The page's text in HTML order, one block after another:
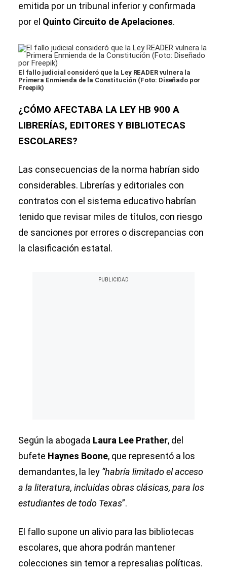
emitida por un tribunal inferior y confirmada
por el Quinto Circuito de Apelaciones.
El fallo judicial consideró que la Ley READER vulnera la
Primera Enmienda de la Constitución (Foto: Diseñado por
Freepik)
¿CÓMO AFECTABA LA LEY HB 900 A
LIBRERÍAS, EDITORES Y BIBLIOTECAS
ESCOLARES?
Las consecuencias de la norma habrían sido
considerables. Librerías y editoriales con
contratos con el sistema educativo habrían
tenido que revisar miles de títulos, con riesgo
de sanciones por errores o discrepancias con
la clasificación estatal.
Según la abogada Laura Lee Prather, del
bufete Haynes Boone, que representó a los
demandantes, la ley “habría limitado el acceso
a la literatura, incluidas obras clásicas, para los
estudiantes de todo Texas”.
El fallo supone un alivio para las bibliotecas
escolares, que ahora podrán mantener
colecciones sin temor a represalias políticas.